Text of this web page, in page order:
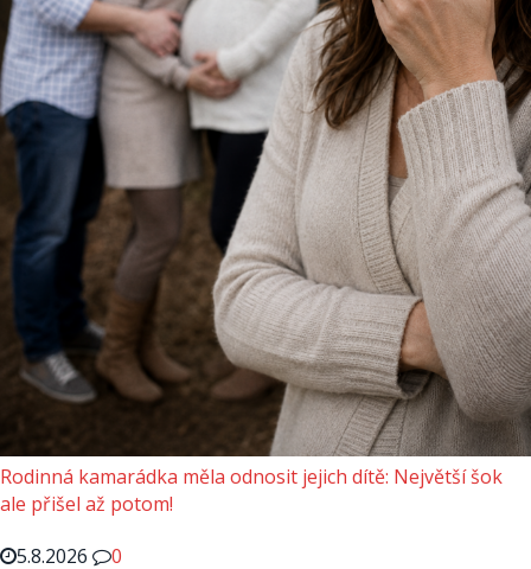
Rodinná kamarádka měla odnosit jejich dítě: Největší šok
ale přišel až potom!
5.8.2026
0